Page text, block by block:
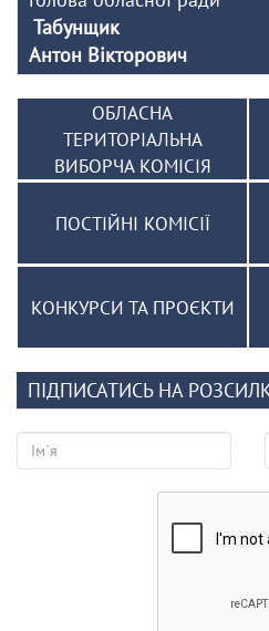
Табунщик
Антон Вікторович
ОБЛАСНА
ТЕРИТОРІАЛЬНА
ВИБОРЧА КОМІСІЯ
ПОСТІЙНІ КОМІСІЇ
КОНКУРСИ ТА ПРОЄКТИ
ПІДПИСАТИСЬ НА